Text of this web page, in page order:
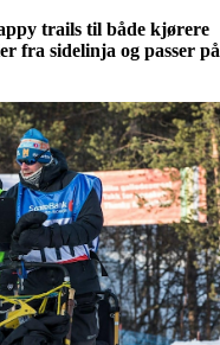
trails til både kjørere
fra sidelinja og passer på